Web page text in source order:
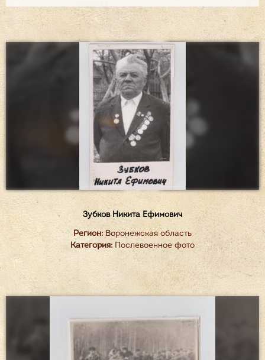
Зубков Никита Ефимович
Регион: Воронежская область
Категория: Послевоенное фото